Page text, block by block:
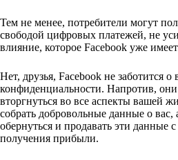
Тем не менее, потребители могут
свободой цифровых платежей, не
влияние, которое Facebook уже
Нет, друзья, Facebook не заботится о
конфиденциальности. Напротив, они
вторгнуться во все аспекты вашей
собрать добровольные данные о вас,
обернуться и продавать эти данные
получения прибыли.